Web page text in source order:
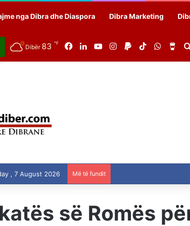
nga Dibra dhe Diaspora Dibra Marketing
Dibër 83 ℉ FacebookLinkedInYouTubeInstagram
PaypalTikTok
, 7 August 2026 Më të fundit
së Romës